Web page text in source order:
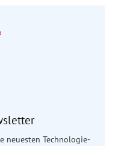
neuesten Technologie-